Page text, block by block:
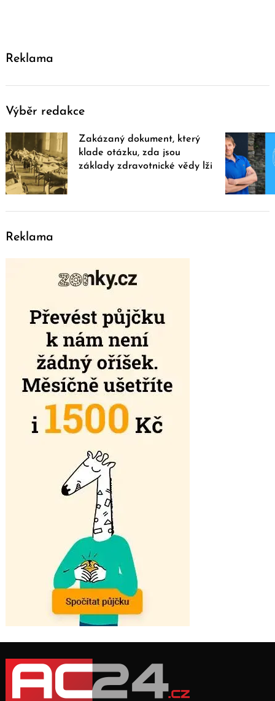
Reklama
Výběr redakce
Zakázaný dokument, který
klade otázku, zda jsou
základy zdravotnické vědy lži
Reklama